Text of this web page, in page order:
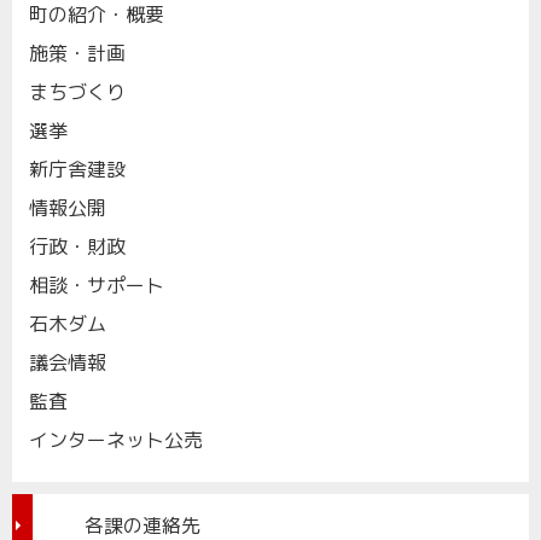
町の紹介・概要
施策・計画
まちづくり
選挙
新庁舎建設
情報公開
行政・財政
相談・サポート
石木ダム
議会情報
監査
インターネット公売
各課の連絡先